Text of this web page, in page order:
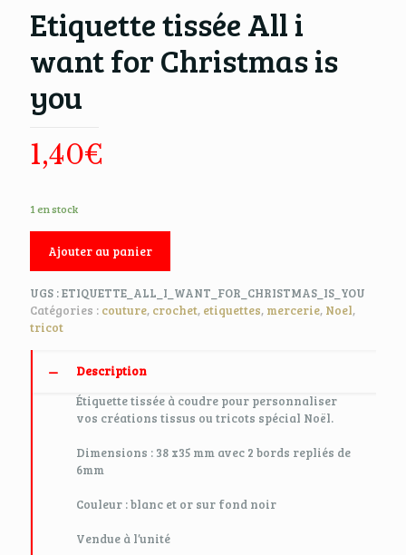
Etiquette tissée All i
want for Christmas is
you
1,40€
1 en stock
Ajouter au panier
UGS :ETIQUETTE_ALL_I_WANT_FOR_CHRISTMAS_IS_YOU
Catégories : couture, crochet, etiquettes, mercerie, Noel,
tricot
Description
Étiquette tissée à coudre pour personnaliser
vos créations tissus ou tricots spécial Noël.
Dimensions : 38 x35 mm avec 2 bords repliés de
6mm
Couleur : blanc et or sur fond noir
Vendue à l’unité